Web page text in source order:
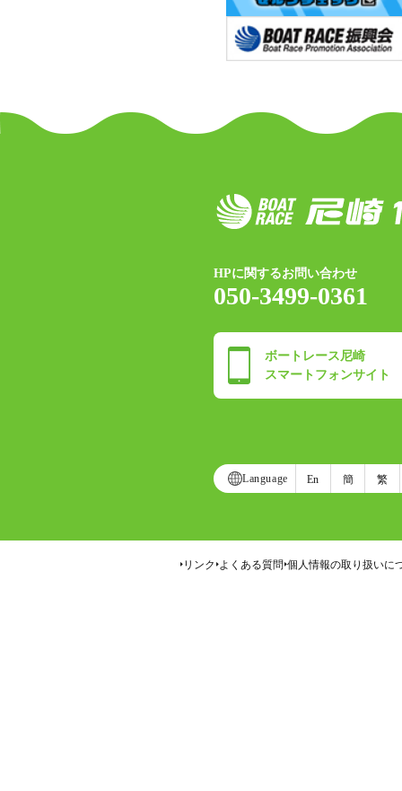
HPに関するお問い合わせ
050-3499-0361
ボートレース尼崎
スマートフォンサイト
Language En 簡 繁
リンク よくある質問 個人情報の取り扱いに